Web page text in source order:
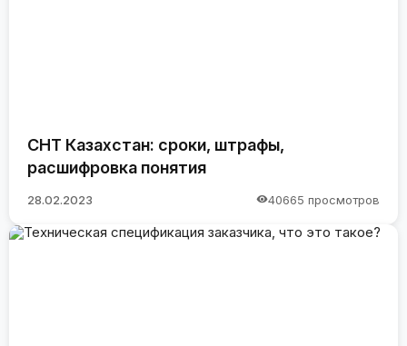
СНТ Казахстан: сроки, штрафы,
расшифровка понятия
28.02.2023 40665 просмотров